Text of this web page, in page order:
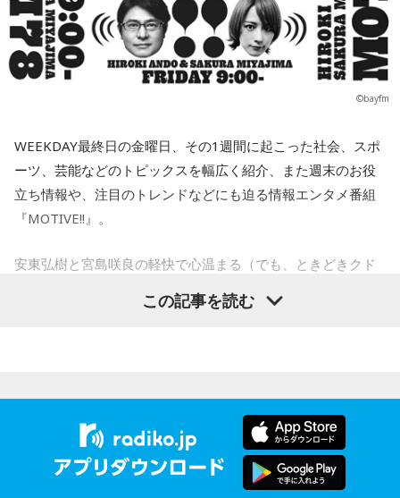
でとうございます。
山里さんとは、ともにコント番組のレギュラーを務めたり、
一緒に合コンに行ったところを写真誌にとられたり、井森美
幸さんをまじえて食事会を開催したりと長い仲です。また3人
矢作さんも昔、六本木の街をドリブルしていたところ、ナイ
ジェリア人と対戦し、手玉に取られまくり。やっぱり言葉は
いらない。
現在51、彗星の如く現れた老人界の若手として、老人が夢中
になる新しいスポーツを創り出す。
IT業界でいう、メタバース的なポジションのやつを。
そこからあらめて、先週の振り返り。
ハイチュウはちゃんと舐めると言っていたのに、即噛む“即噛
み様”こと、小木さん。
で、飴といえば、トオホトさんこと、蛍原さんも飴が好き。
©bayfm
WEEKDAY最終日の金曜日、その1週間に起こった社会、スポ
ーツ、芸能などのトピックスを幅広く紹介、また週末のお役
立ち情報や、注目のトレンドなどにも迫る情報エンタメ番組
『MOTIVE!!』。
安東弘樹と宮島咲良の軽快で心温まる（でも、ときどきクド
い、、！）トークを交えながら、リスナーの皆さんに考え
る・行動する“キッカケ”をお届けします！
ハリー・スタイルズは主要3部門総ナメになるか！？
この記事を読む